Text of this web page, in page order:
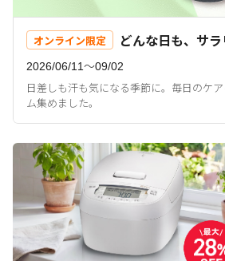
オンライン限定 どんな日も、サ
2026/06/11〜09/02
日差しも汗も気になる季節に。毎日のケ
ム集めました。